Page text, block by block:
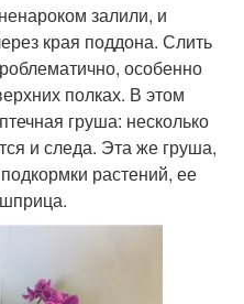
залили, и
края поддона. Слить
особенно
полках. В этом
груша: несколько
и следа. Эта же груша,
растений, ее